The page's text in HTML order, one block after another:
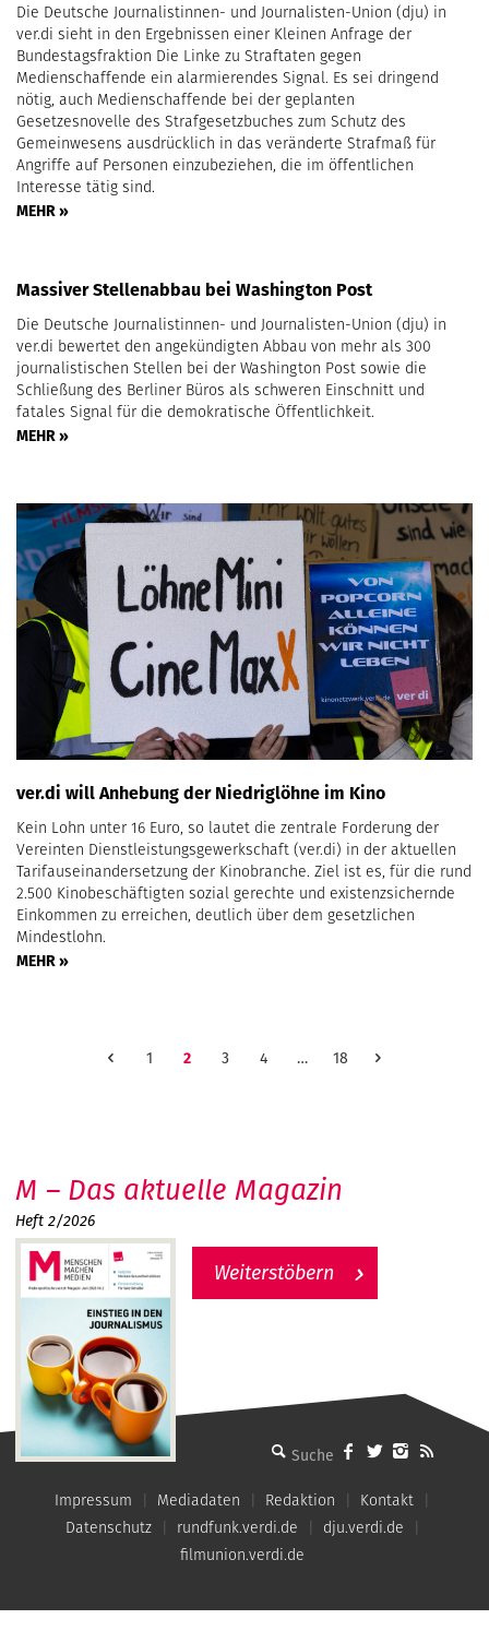
Die Deutsche Journalistinnen- und Journalisten-Union (dju) in
ver.di sieht in den Ergebnissen einer Kleinen Anfrage der
Bundestagsfraktion Die Linke zu Straftaten gegen
Medienschaffende ein alarmierendes Signal. Es sei dringend
nötig, auch Medienschaffende bei der geplanten
Gesetzesnovelle des Strafgesetzbuches zum Schutz des
Gemeinwesens ausdrücklich in das veränderte Strafmaß für
Angriffe auf Personen einzubeziehen, die im öffentlichen
Interesse tätig sind.
MEHR »
Massiver Stellenabbau bei Washington Post
Die Deutsche Journalistinnen- und Journalisten-Union (dju) in
ver.di bewertet den angekündigten Abbau von mehr als 300
journalistischen Stellen bei der Washington Post sowie die
Schließung des Berliner Büros als schweren Einschnitt und
fatales Signal für die demokratische Öffentlichkeit.
MEHR »
ver.di will Anhebung der Niedriglöhne im Kino
Kein Lohn unter 16 Euro, so lautet die zentrale Forderung der
Vereinten Dienstleistungsgewerkschaft (ver.di) in der aktuellen
Tarifauseinandersetzung der Kinobranche. Ziel ist es, für die rund
2.500 Kinobeschäftigten sozial gerechte und existenzsichernde
Einkommen zu erreichen, deutlich über dem gesetzlichen
Mindestlohn.
MEHR »
1 2 3 4 … 18
MMM - Menschen machen Medien
M – Das aktuelle Magazin
Heft 2/2026
Weiterstöbern
Impressum Mediadaten Redaktion
Kontakt
Datenschutz
rundfunk.verdi.de
dju.verdi.de
filmunion.verdi.de